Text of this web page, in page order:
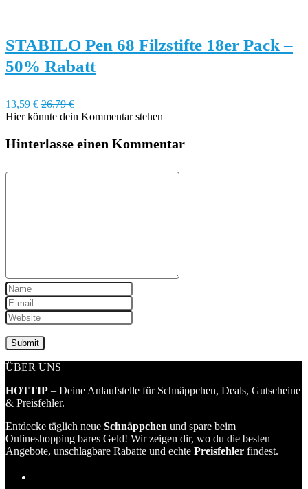
STABILO Pen 68 Filzstifte 18er Pack –
50% Rabatt
13,59 € 26,79 €
Hier könnte dein Kommentar stehen
Hinterlasse einen Kommentar
ÜBER UNS
HOTTIP – Deine Anlaufstelle für Schnäppchen, Deals, Gutscheine
& Preisfehler.
Entdecke täglich neue Schnäppchen und spare beim
Onlineshopping bares Geld! Wir zeigen dir, wo du die besten
Angebote, unschlagbare Rabatte und echte Preisfehler findest.